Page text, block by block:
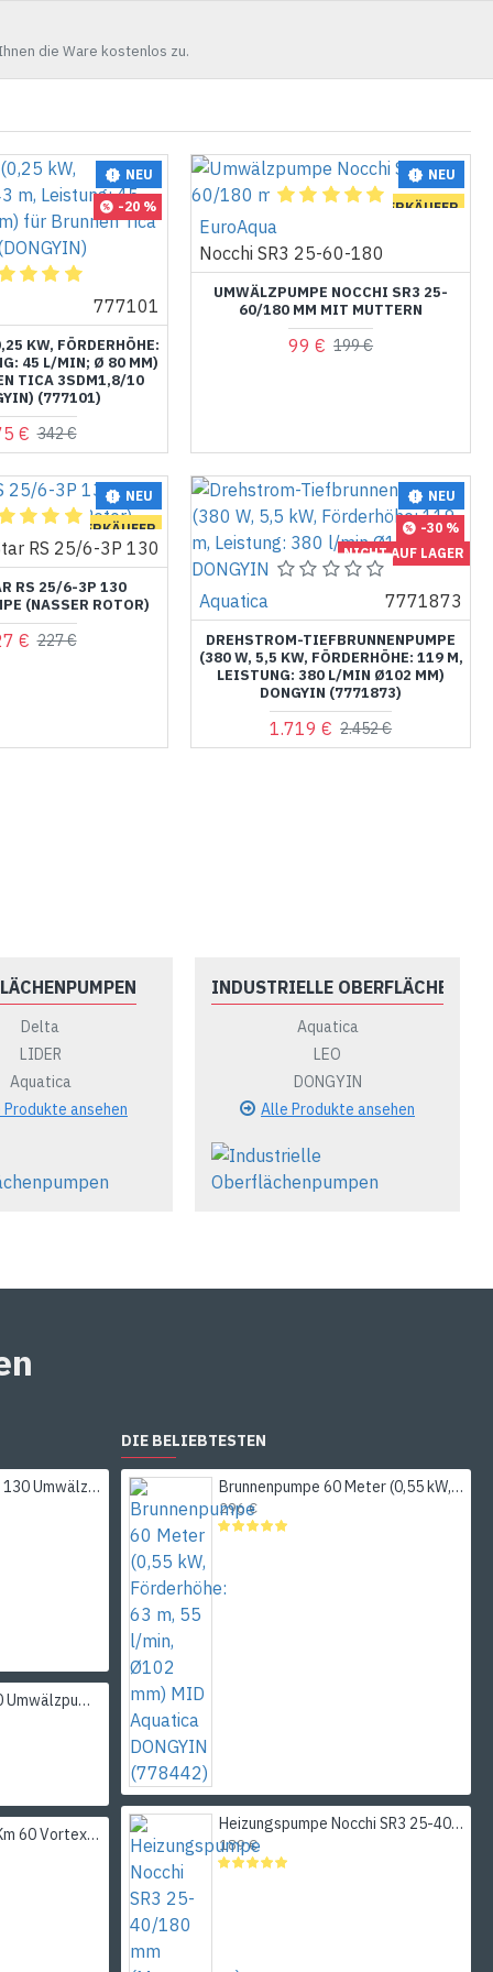
die Ware kostenlos zu.
NEU
-20 %
777101
KW, FÖRDERHÖHE:
45 L/MIN; Ø 80 MM)
TICA 3SDM1,8/10
(777101)
€ 342 €
NEU
BESTE VERKÄUFER
EuroAqua
Nocchi SR3 25-60-180
UMWÄLZPUMPE NOCCHI SR3 25-
60/180 MM MIT MUTTERN
99 € 199 €
NEU
BESTE VERKÄUFER
RS 25/6-3P 130
RS 25/6-3P 130
(NASSER ROTOR)
€ 227 €
NEU
-30 %
NICHT AUF LAGER
Aquatica 7771873
DREHSTROM-TIEFBRUNNENPUMPE
(380 W, 5,5 KW, FÖRDERHÖHE: 119 M,
LEISTUNG: 380 L/MIN Ø102 MM)
DONGYIN (7771873)
1.719 € 2.452 €
Delta
LIDER
Aquatica
ansehen
INDUSTRIELLE
Aquatica
LEO
DONGYIN
Alle Produkte ansehen
Wilo Star RS 25/6-3P 130 Umwälzpumpe (nasser Rotor)
Wilo Star RS 25 6 180 Umwälzpumpe
Verdrängerpumpe PKm 60 Vortex Oberflächenpumpe (370 W - 35 l/min - Förderhöhe: 35 m) EuroAqua
DIE BELIEBTESTEN
Brunnenpumpe 60 Meter (0,55 kW, Förderhöhe: 63 m, 55 l/min, Ø102 mm) MID Aquatica DONGYIN (778442)
296 €
Heizungspumpe Nocchi SR3 25-40/180 mm (Mutternsatz)
189 €